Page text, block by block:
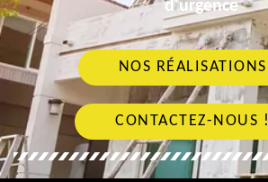
d'urgence
NOS RÉALISATIONS
CONTACTEZ-NOUS !